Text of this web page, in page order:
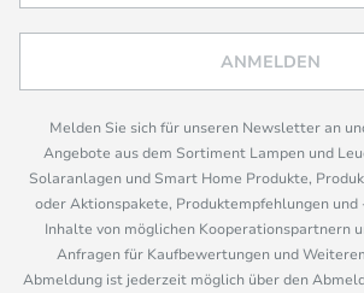
ANMELDEN
Melden Sie sich für unseren Newsletter an
Angebote aus dem Sortiment Lampen und
Solaranlagen und Smart Home Produkte,
oder Aktionspakete, Produktempfehlungen
Inhalte von möglichen Kooperationspartnern
Anfragen für Kaufbewertungen und
Abmeldung ist jederzeit möglich über den